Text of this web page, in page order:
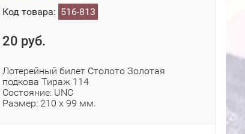
Код товара: 516-813
20 руб.
Лотерейный билет Столото Золотая
подкова Тираж 114
Состояние: UNC
Размер: 210 х 99 мм.